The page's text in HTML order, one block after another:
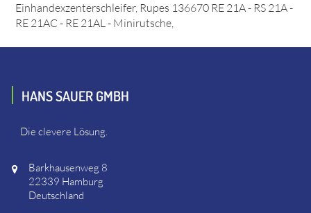
Einhandexzenterschleifer, Rupes 136670 RE 21A - RS 21A -
RE 21AC - RE 21AL - Minirutsche,
HANS SAUER GMBH
Die clevere Lösung.
Barkhausenweg 8
22339 Hamburg
Deutschland